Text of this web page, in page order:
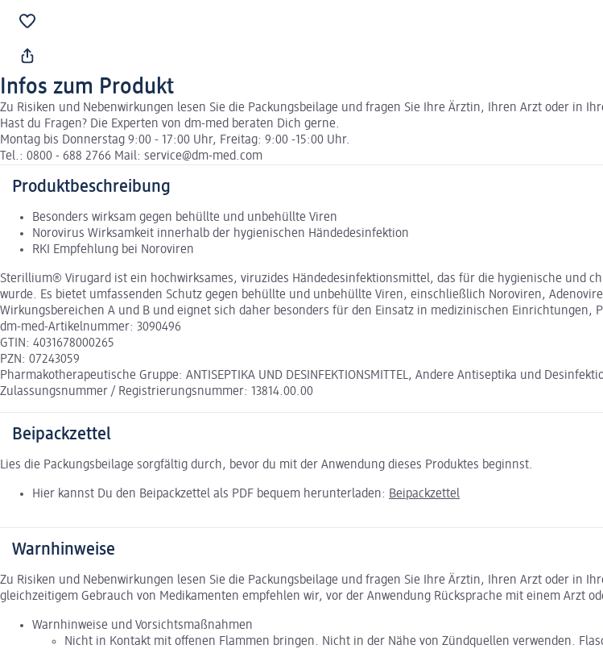
Infos zum Produkt
Zu Risiken und Nebenwirkungen lesen Sie die Packungsbeilage und fragen Sie Ihre Ärztin, Ihren Arzt oder in
Hast du Fragen? Die Experten von dm-med beraten Dich gerne.
Montag bis Donnerstag 9:00 - 17:00 Uhr, Freitag: 9:00 -15:00 Uhr.
Tel.: 0800 - 688 2766 Mail: service@dm-med.com
Produktbeschreibung
Besonders wirksam gegen behüllte und unbehüllte Viren
Norovirus Wirksamkeit innerhalb der hygienischen Händedesinfektion
RKI Empfehlung bei Noroviren
Sterillium® Virugard ist ein hochwirksames, viruzides Händedesinfektionsmittel, das für die hygienische und
wurde. Es bietet umfassenden Schutz gegen behüllte und unbehüllte Viren, einschließlich Noroviren,
Wirkungsbereichen A und B und eignet sich daher besonders für den Einsatz in medizinischen Einrichtungen,
dm-med-Artikelnummer: 3090496
GTIN: 4031678000265
PZN: 07243059
Pharmakotherapeutische Gruppe: ANTISEPTIKA UND DESINFEKTIONSMITTEL, Andere Antiseptika und
Zulassungsnummer / Registrierungsnummer: 13814.00.00
Beipackzettel
Lies die Packungsbeilage sorgfältig durch, bevor du mit der Anwendung dieses Produktes beginnst.
Hier kannst Du den Beipackzettel als PDF bequem herunterladen: Beipackzettel
Warnhinweise
Zu Risiken und Nebenwirkungen lesen Sie die Packungsbeilage und fragen Sie Ihre Ärztin, Ihren Arzt oder in
gleichzeitigem Gebrauch von Medikamenten empfehlen wir, vor der Anwendung Rücksprache mit einem Arzt
Warnhinweise und Vorsichtsmaßnahmen
Nicht in Kontakt mit offenen Flammen bringen. Nicht in der Nähe von Zündquellen verwenden.